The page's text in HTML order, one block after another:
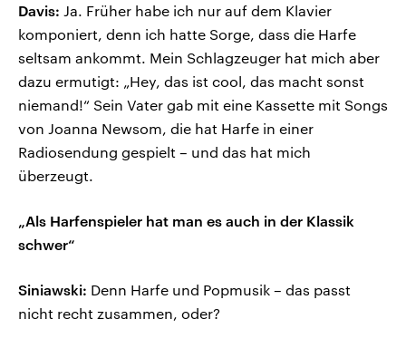
Davis: Ja. Früher habe ich nur auf dem Klavier
komponiert, denn ich hatte Sorge, dass die Harfe
seltsam ankommt. Mein Schlagzeuger hat mich aber
dazu ermutigt: „Hey, das ist cool, das macht sonst
niemand!“ Sein Vater gab mit eine Kassette mit Songs
von Joanna Newsom, die hat Harfe in einer
Radiosendung gespielt – und das hat mich
überzeugt.
„Als Harfenspieler hat man es auch in der Klassik
schwer“
Siniawski: Denn Harfe und Popmusik – das passt
nicht recht zusammen, oder?